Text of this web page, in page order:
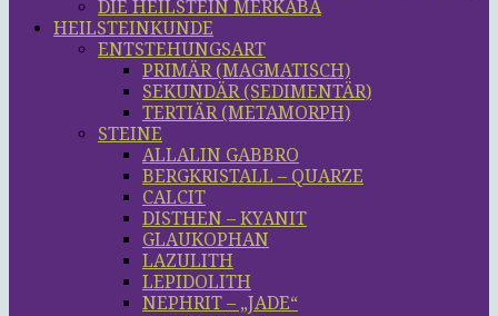
DIE HEILSTEIN MERKABA
HEILSTEINKUNDE
ENTSTEHUNGSART
PRIMÄR (MAGMATISCH)
SEKUNDÄR (SEDIMENTÄR)
TERTIÄR (METAMORPH)
STEINE
ALLALIN GABBRO
BERGKRISTALL – QUARZE
CALCIT
DISTHEN – KYANIT
GLAUKOPHAN
LAZULITH
LEPIDOLITH
NEPHRIT – „JADE“